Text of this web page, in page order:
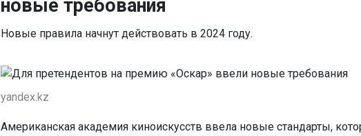
новые требования
Новые правила начнут действовать в 2024 году.
yandex.kz
Американская академия киноискусств ввела новые стандарты,